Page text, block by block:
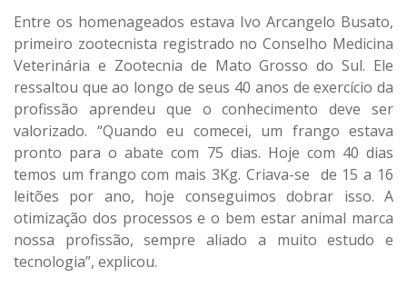
Entre os homenageados estava Ivo Arcangelo Busato,
primeiro zootecnista registrado no Conselho Medicina
Veterinária e Zootecnia de Mato Grosso do Sul. Ele
ressaltou que ao longo de seus 40 anos de exercício da
profissão aprendeu que o conhecimento deve ser
valorizado. “Quando eu comecei, um frango estava
pronto para o abate com 75 dias. Hoje com 40 dias
temos um frango com mais 3Kg. Criava-se de 15 a 16
leitões por ano, hoje conseguimos dobrar isso. A
otimização dos processos e o bem estar animal marca
nossa profissão, sempre aliado a muito estudo e
tecnologia”, explicou.